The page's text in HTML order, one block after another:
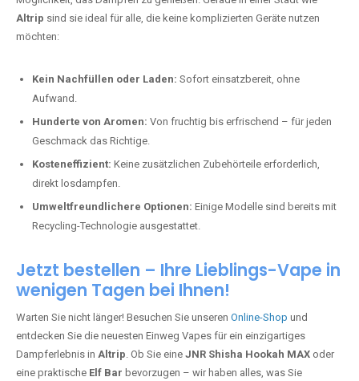
Altrip sind sie ideal für alle, die keine komplizierten Geräte nutzen
möchten:
Kein Nachfüllen oder Laden: Sofort einsatzbereit, ohne
Aufwand.
Hunderte von Aromen: Von fruchtig bis erfrischend – für jeden
Geschmack das Richtige.
Kosteneffizient: Keine zusätzlichen Zubehörteile erforderlich,
direkt losdampfen.
Umweltfreundlichere Optionen: Einige Modelle sind bereits mit
Recycling-Technologie ausgestattet.
Jetzt bestellen – Ihre Lieblings-Vape in
wenigen Tagen bei Ihnen!
Warten Sie nicht länger! Besuchen Sie unseren Online-Shop und
entdecken Sie die neuesten Einweg Vapes für ein einzigartiges
Dampferlebnis in Altrip. Ob Sie eine JNR Shisha Hookah MAX oder
eine praktische Elf Bar bevorzugen – wir haben alles, was Sie